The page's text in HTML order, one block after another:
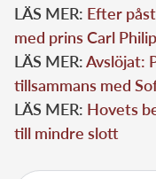
LÄS MER: Efter
med prins Carl Philip
LÄS MER:Avslöjat:
tillsammans med
LÄS MER: Hovets
till mindre slott